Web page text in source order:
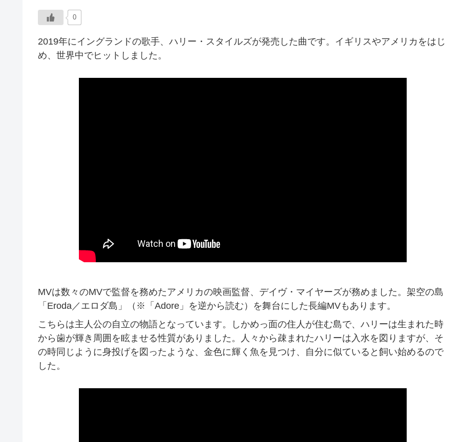
0
2019年にイングランドの歌手、ハリー・スタイルズが発売した曲です。イギリスやアメリカをはじ
め、世界中でヒットしました。
MVは数々のMVで監督を務めたアメリカの映画監督、デイヴ・マイヤーズが務めました。架空の島
「Eroda／エロダ島」（※「Adore」を逆から読む）を舞台にした長編MVもあります。
こちらは主人公の自立の物語となっています。しかめっ面の住人が住む島で、ハリーは生まれた時
から歯が輝き周囲を眩ませる性質がありました。人々から疎まれたハリーは入水を図りますが、そ
の時同じように身投げを図ったような、金色に輝く魚を見つけ、自分に似ていると飼い始めるので
した。